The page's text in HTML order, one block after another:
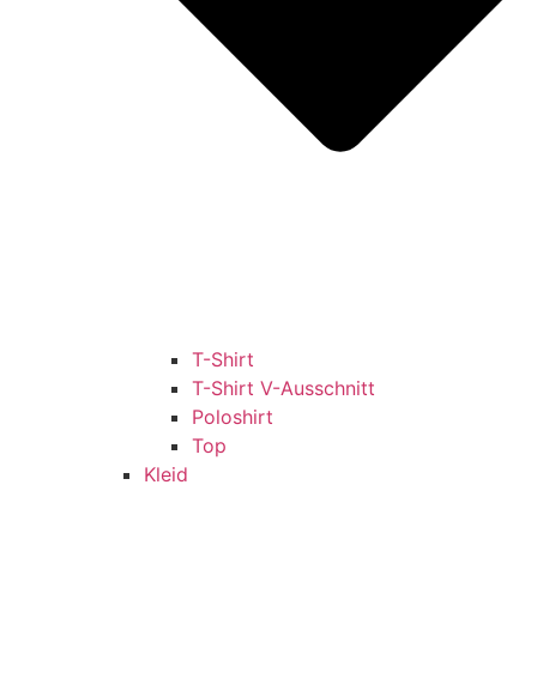
T-Shirt
T-Shirt V-Ausschnitt
Poloshirt
Top
Kleid